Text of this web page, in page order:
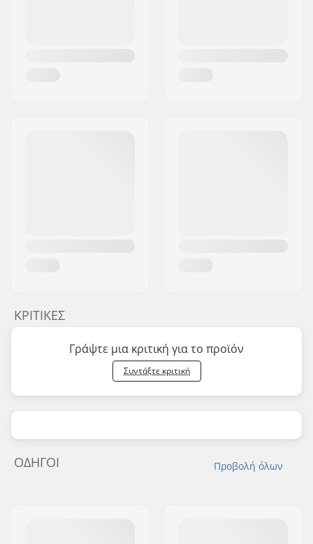
ΚΡΙΤΙΚΈΣ
Γράψτε μια κριτική για το προϊόν
Συντάξτε κριτική
Προβολή όλων
ΟΔΗΓΟΊ